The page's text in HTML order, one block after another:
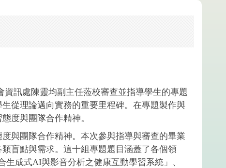
訊處陳靈均副主任蒞校審查並指導學生的專題
從理論邁向實務的重要里程碑。在專題製作與
度與團隊合作精神。
與團隊合作精神。本次參與指導與審查的畢業
盲點與需求。這十組專題題目涵蓋了各個領
成式AI與影音分析之健康互動學習系統」、